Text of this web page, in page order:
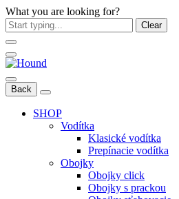
What you are looking for?
Clear
Back
SHOP
Vodítka
Klasické vodítka
Prepínacie vodítka
Obojky
Obojky click
Obojky s prackou